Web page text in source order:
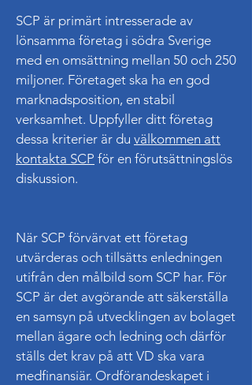
SCP är primärt intresserade av
lönsamma företag i södra Sverige
med en omsättning mellan 50 och 250
miljoner. Företaget ska ha en god
marknadsposition, en stabil
verksamhet. Uppfyller ditt företag
dessa kriterier är du välkommen att
kontakta SCP för en förutsättningslös
diskussion.
När SCP förvärvat ett företag
utvärderas och tillsätts enledningen
utifrån den målbild som SCP har. För
SCP är det avgörande att säkerställa
en samsyn på utvecklingen av bolaget
mellan ägare och ledning och därför
ställs det krav på att VD ska vara
medfinansiär. Ordförandeskapet i